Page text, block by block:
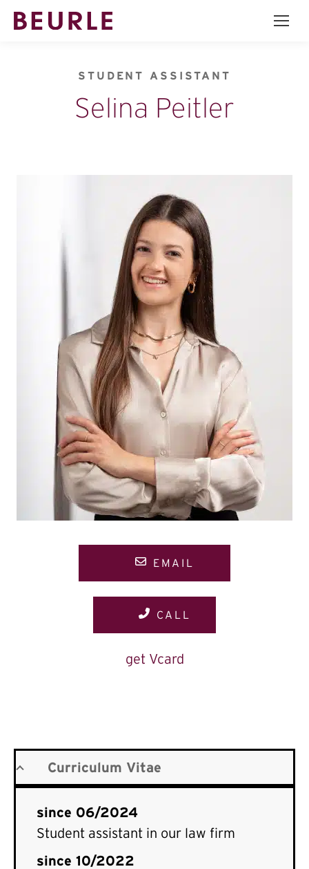
STUDENT ASSISTANT
Selina Peitler
EMAIL
CALL
get Vcard
Curriculum Vitae
since 06/2024
Student assistant in our law firm
since 10/2022